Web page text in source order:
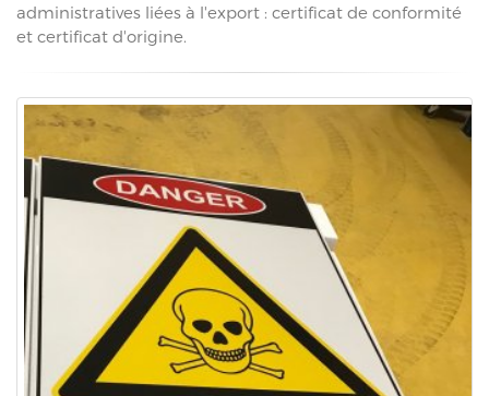
administratives liées à l'export : certificat de conformité
et certificat d'origine.